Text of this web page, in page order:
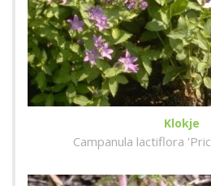
Klokje
Campanula lactiflora